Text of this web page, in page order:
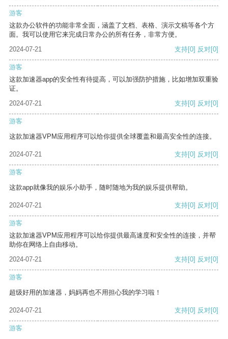
游客
这款办公软件的功能非常全面，涵盖了文档、表格、演示文稿等各个方
面。我可以使用它来完成日常办公的所有任务，非常方便。
2024-07-21
支持[0] 反对[0]
游客
这款加速器app的安全性有待提高，可以加强防护措施，比如增加双重验
证。
2024-07-21
支持[0] 反对[0]
游客
这款加速器VPM应用程序可以给你提供全球覆盖和最高安全性的连接。
2024-07-21 支持[0] 反对[0]
游客
这款app就像我的娱乐小助手，随时随地为我的娱乐提供帮助。
2024-07-21 支持[0] 反对[0]
游客
这款加速器VPM应用程序可以给你提供最高速度和安全性的连接，并帮
助你在网络上自由移动。
2024-07-21
支持[0] 反对[0]
游客
超级好用的加速器，妈妈再也不用担心我的学习啦！
2024-07-21 支持[0] 反对[0]
游客